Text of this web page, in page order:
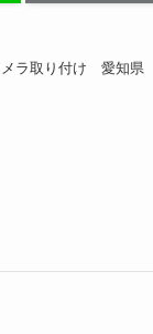
メラ取り付け 愛知県